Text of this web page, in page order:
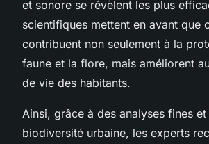
et sonore se révèlent les plus
scientifiques mettent en avant que
contribuent non seulement à la
faune et la flore, mais améliorent
de vie des habitants.
Ainsi, grâce à des analyses fines
biodiversité urbaine, les experts